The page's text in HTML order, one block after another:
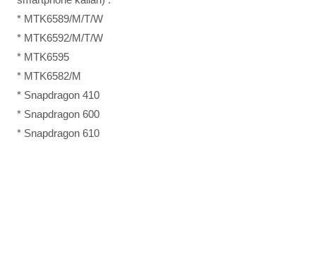
* MTK6589/M/T/W
* MTK6592/M/T/W
* MTK6595
* MTK6582/M
* Snapdragon 410
* Snapdragon 600
* Snapdragon 610